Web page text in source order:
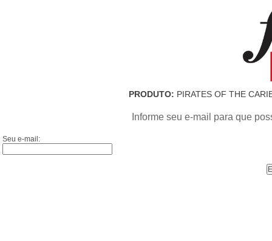
PRODUTO: PIRATES OF THE
Informe seu e-mail para que
Seu e-mail: